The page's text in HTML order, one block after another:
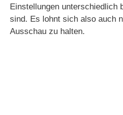
Einstellungen unterschiedlich
sind. Es lohnt sich also auch
Ausschau zu halten.